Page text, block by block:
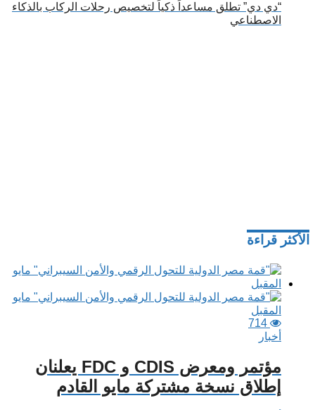
“دي دي” تطلق مساعداً ذكياً لتخصيص رحلات الركاب بالذكاء
الاصطناعي
الأكثر قراءة
714
أخبار
مؤتمر ومعرض CDIS و FDC يعلنان
إطلاق نسخة مشتركة مايو القادم